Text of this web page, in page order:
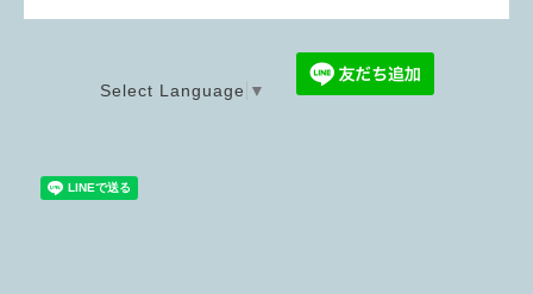
Select Language ▼